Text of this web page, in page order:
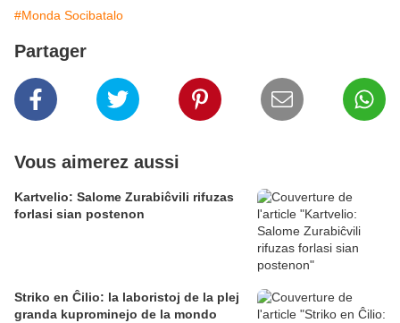
#Monda Socibatalo
Partager
Vous aimerez aussi
Kartvelio: Salome Zurabiĉvili rifuzas
forlasi sian postenon
Striko en Ĉilio: la laboristoj de la plej
granda kuprominejo de la mondo